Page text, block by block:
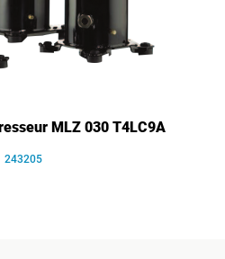
MLZ 030 T4LC9A
243205